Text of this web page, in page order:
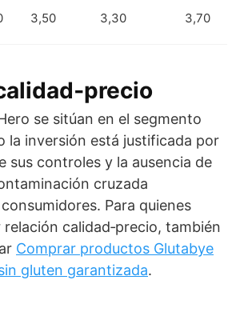
3,50 3,30 3,70
se sitúan en el segmento
la inversión está justificada por
sus controles y la ausencia de
cruzada
Para quienes
calidad‑precio, también
Comprar productos Glutabye
gluten garantizada.